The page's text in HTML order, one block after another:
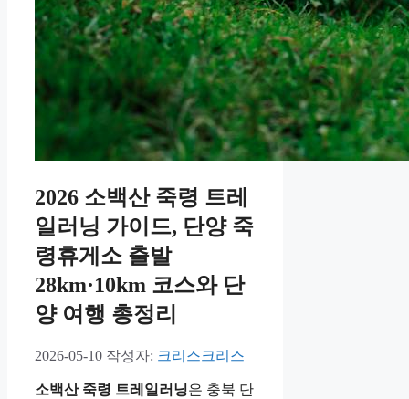
2026 소백산 죽령 트레
일러닝 가이드, 단양 죽
령휴게소 출발
28km·10km 코스와 단
양 여행 총정리
2026-05-10 작성자: 크리스크리스
소백산 죽령 트레일러닝은 충북 단